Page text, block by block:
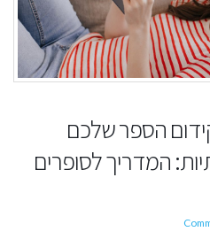
הספר שלכם
המדריך לסופרים